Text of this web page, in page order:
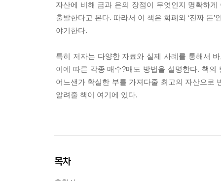
자산에 비해 금과 은의 장점이 무엇인지 명확하
출발한다고 본다. 따라서 이 책은 화폐와 ‘진짜 돈
야기한다.
특히 저자는 다양한 자료와 실제 사례를 통해서
이에 따른 각종 매수?매도 방법을 설명한다. 책
어느샌가 확실한 부를 가져다줄 최고의 자산으로
알려줄 책이 여기에 있다.
목차